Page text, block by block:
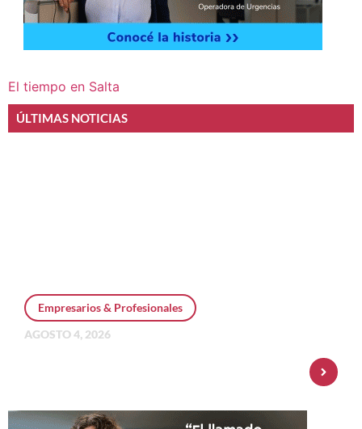
El tiempo en Salta
ÚLTIMAS NOTICIAS
Empresarios & Profesionales
AGOSTO 4, 2026